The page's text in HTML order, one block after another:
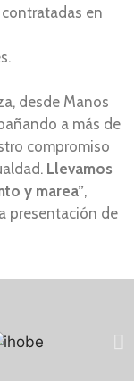
en
desde Manos
a más de
compromiso
Llevamos
y marea”,
presentación de